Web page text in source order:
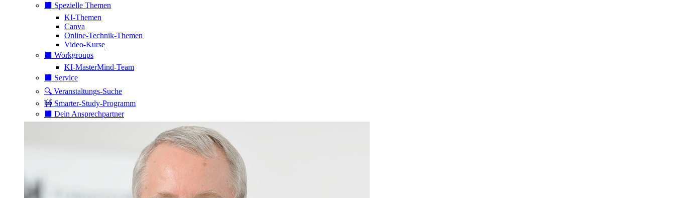
⬛️ Spezielle Themen
KI-Themen
Canva
Online-Technik-Themen
Video-Kurse
⬛️ Workgroups
KI-MasterMind-Team
⬛️ Service
🔍 Veranstaltungs-Suche
🚧 Smarter-Study-Programm
⬛️ Dein Ansprechpartner